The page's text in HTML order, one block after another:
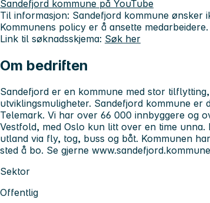
Sandefjord kommune på YouTube
Til informasjon: Sandefjord kommune
Kommunens policy er å ansette medarbeidere.
Link til søknadsskjema: Søk her
Om bedriften
Sandefjord er en kommune med stor
utviklingsmuligheter. Sandefjord kommune
Telemark. Vi har over 66 000 innbyggere og
Vestfold, med Oslo kun litt over en time
utland via fly, tog, buss og båt. Kommunen
sted å bo. Se gjerne
Sektor
Offentlig